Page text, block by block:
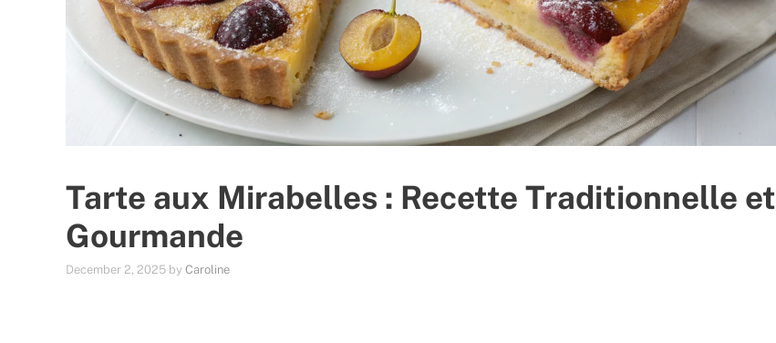
Tarte aux Mirabelles : Recette Traditionnelle et
Gourmande
December 2, 2025 by Caroline